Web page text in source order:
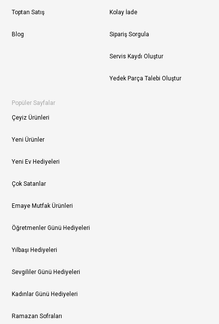
Toptan Satış
Blog
Kolay İade
Sipariş Sorgula
Servis Kaydı Oluştur
Yedek Parça Talebi Oluştur
Popüler Sayfalar
Çeyiz Ürünleri
Yeni Ürünler
Yeni Ev Hediyeleri
Çok Satanlar
Emaye Mutfak Ürünleri
Öğretmenler Günü Hediyeleri
Yılbaşı Hediyeleri
Sevgililer Günü Hediyeleri
Kadınlar Günü Hediyeleri
Ramazan Sofraları